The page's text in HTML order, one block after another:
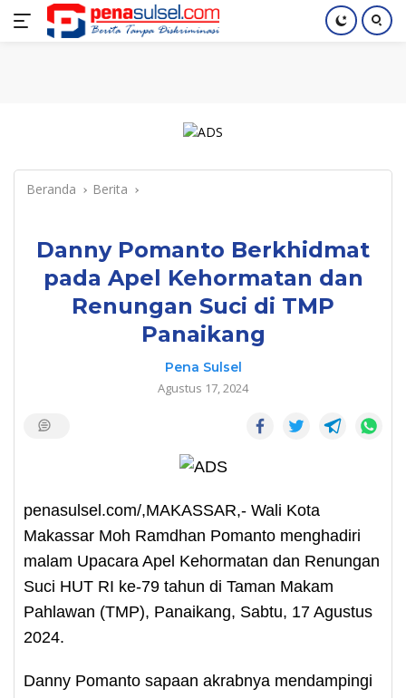
Langsung
Home Nasional Pendidikan Index
Beranda Berita
Danny Pomanto Berkhidmat
pada Apel Kehormatan dan
Renungan Suci di TMP
Panaikang
Pena Sulsel
Agustus 17, 2024
penasulsel.com/,MAKASSAR,- Wali Kota
Makassar Moh Ramdhan Pomanto menghadiri
malam Upacara Apel Kehormatan dan Renungan
Suci HUT RI ke-79 tahun di Taman Makam
Pahlawan (TMP), Panaikang, Sabtu, 17 Agustus
2024.
Danny Pomanto sapaan akrabnya mendampingi